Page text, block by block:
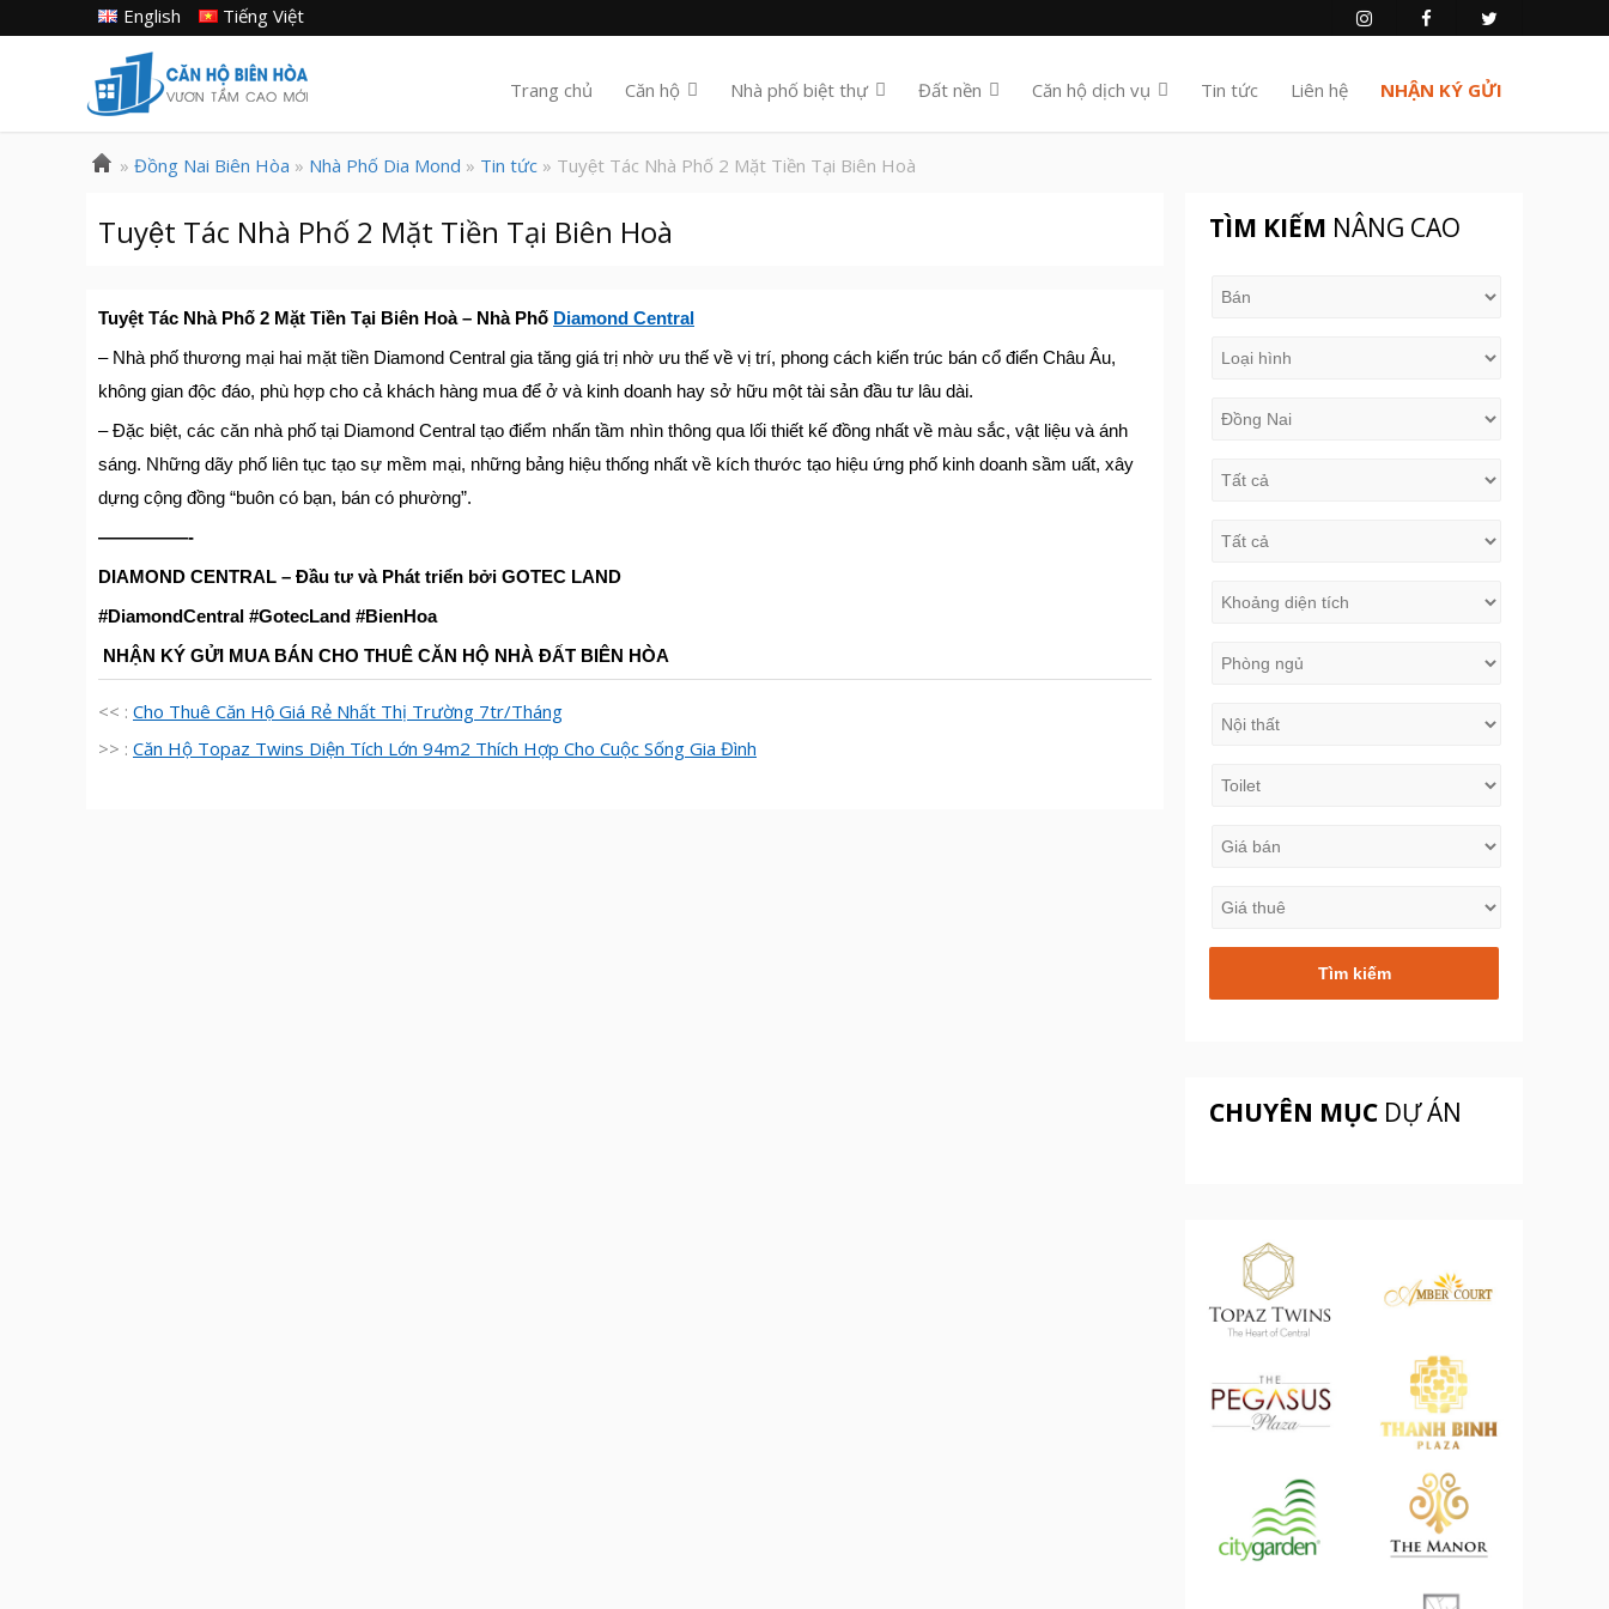
Tiếng Việt
English
Trang chủ Căn hộ Nhà phố biệt thự Đất nền Căn hộ dịch vụ Tin tức Liên hệ NHẬN KÝ GỬI
» Đồng Nai Biên Hòa » Nhà Phố Dia Mond » Tin tức » Tuyệt Tác Nhà Phố 2 Mặt Tiền Tại Biên Hoà
Tuyệt Tác Nhà Phố 2 Mặt Tiền Tại Biên Hoà
Tuyệt Tác Nhà Phố 2 Mặt Tiền Tại Biên Hoà – Nhà Phố Diamond Central
– Nhà phố thương mại hai mặt tiền Diamond Central gia tăng giá trị nhờ ưu thế về vị trí, phong cách kiến trúc bán cổ điển Châu Âu,
không gian độc đáo, phù hợp cho cả khách hàng mua để ở và kinh doanh hay sở hữu một tài sản đầu tư lâu dài.
– Đặc biệt, các căn nhà phố tại Diamond Central tạo điểm nhấn tầm nhìn thông qua lối thiết kế đồng nhất về màu sắc, vật liệu và ánh
sáng. Những dãy phố liên tục tạo sự mềm mại, những bảng hiệu thống nhất về kích thước tạo hiệu ứng phố kinh doanh sầm uất, xây
dựng cộng đồng “buôn có bạn, bán có phường”.
—————-
DIAMOND CENTRAL – Đầu tư và Phát triển bởi GOTEC LAND
#DiamondCentral #GotecLand #BienHoa
NHẬN KÝ GỬI MUA BÁN CHO THUÊ CĂN HỘ NHÀ ĐẤT BIÊN HÒA
<< : Cho Thuê Căn Hộ Giá Rẻ Nhất Thị Trường 7tr/Tháng
>> : Căn Hộ Topaz Twins Diện Tích Lớn 94m2 Thích Hợp Cho Cuộc Sống Gia Đình
TÌM KIẾM NÂNG CAO
CHUYÊN MỤC DỰ ÁN